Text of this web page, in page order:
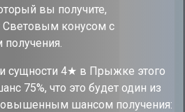
вы получите,
Световым конусом с
сущности 4★ в Прыжке этого
75%, что это будет один из
шансом получения: